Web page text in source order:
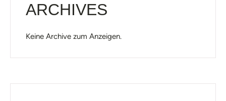
ARCHIVES
Keine Archive zum Anzeigen.